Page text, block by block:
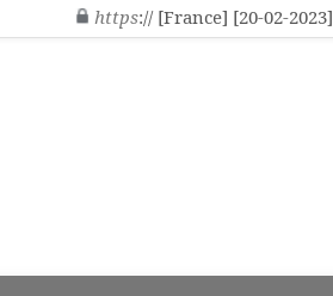
https:// [France] [20-02-2023]